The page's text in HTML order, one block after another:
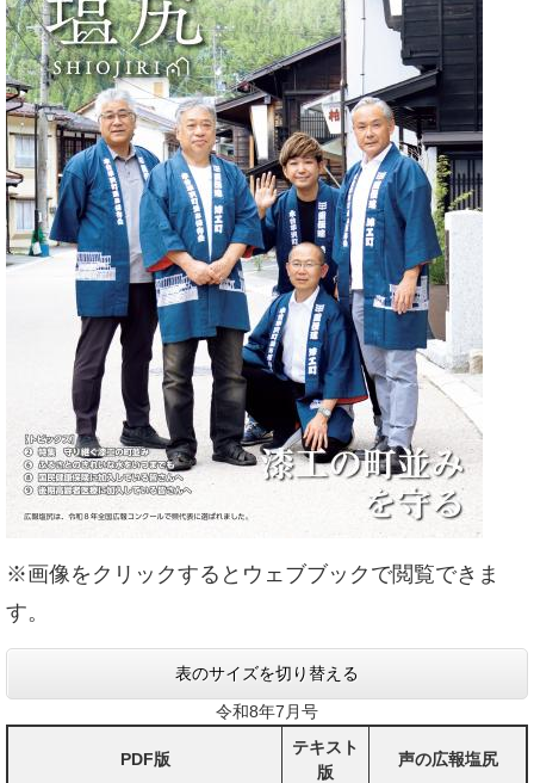
※画像をクリックするとウェブブックで閲覧できま
す。
表のサイズを切り替える
令和8年7月号
PDF版
テキスト
版
声の広報塩尻